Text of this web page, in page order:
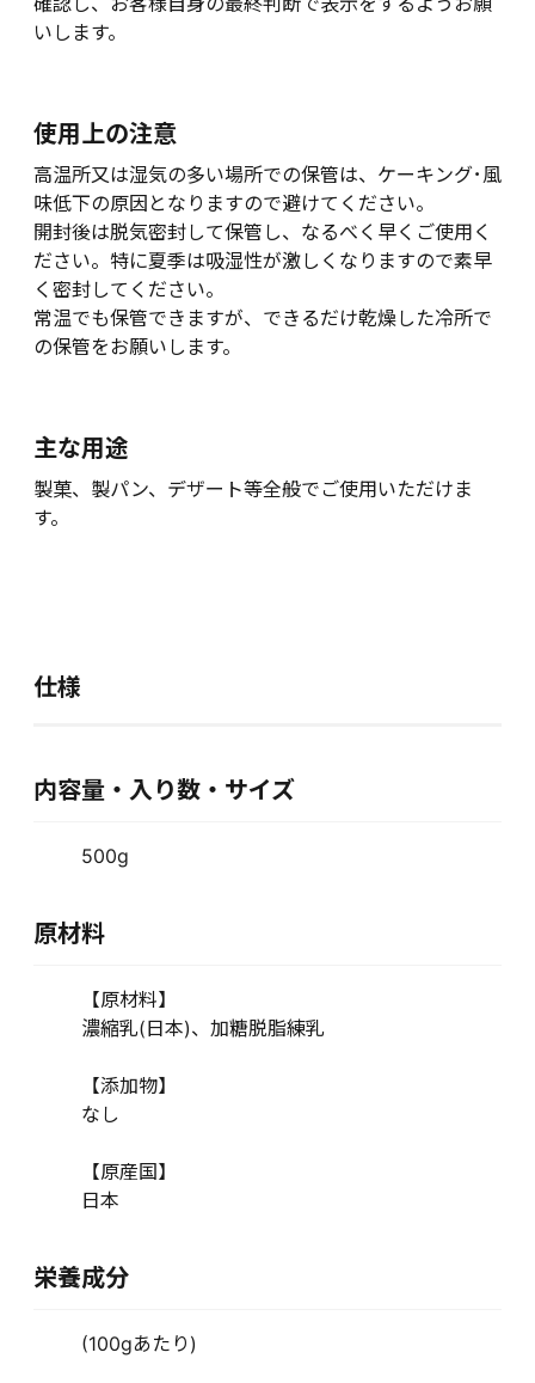
いします。
使用上の注意
高温所又は湿気の多い場所での保管は、ケーキング･風
味低下の原因となりますので避けてください。
開封後は脱気密封して保管し、なるべく早くご使用く
ださい。特に夏季は吸湿性が激しくなりますので素早
く密封してください。
常温でも保管できますが、できるだけ乾燥した冷所で
の保管をお願いします。
主な用途
製菓、製パン、デザート等全般でご使用いただけま
す。
仕様
内容量・入り数・サイズ
500g
原材料
【原材料】
濃縮乳(日本)、加糖脱脂練乳
【添加物】
なし
【原産国】
日本
栄養成分
(100gあたり)